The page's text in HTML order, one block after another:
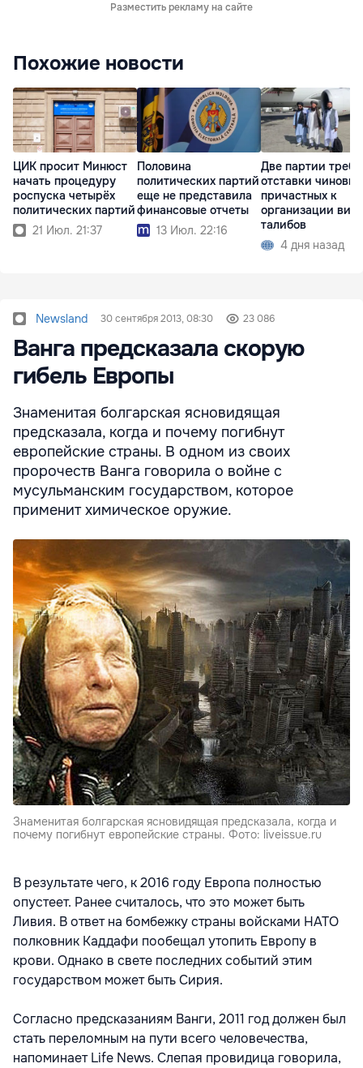
Разместить рекламу на сайте
Похожие новости
ЦИК просит Минюст
начать процедуру
роспуска четырёх
политических партий
21 Июл. 21:37
Половина
политических партий
еще не представила
финансовые отчеты
13 Июл. 22:16
Две партии
отставки
причастных к
организации
талибов
4 дня назад
Newsland 30 сентября 2013, 08:30 23 086
Ванга предсказала скорую
гибель Европы
Знаменитая болгарская ясновидящая
предсказала, когда и почему погибнут
европейские страны. В одном из своих
пророчеств Ванга говорила о войне с
мусульманским государством, которое
применит химическое оружие.
Знаменитая болгарская ясновидящая предсказала, когда и
почему погибнут европейские страны. Фото: liveissue.ru
В результате чего, к 2016 году Европа полностью
опустеет. Ранее считалось, что это может быть
Ливия. В ответ на бомбежку страны войсками НАТО
полковник Каддафи пообещал утопить Европу в
крови. Однако в свете последних событий этим
государством может быть Сирия.
Cогласно предсказаниям Ванги, 2011 год должен был
стать переломным на пути всего человечества,
напоминает Life News. Слепая провидица говорила,